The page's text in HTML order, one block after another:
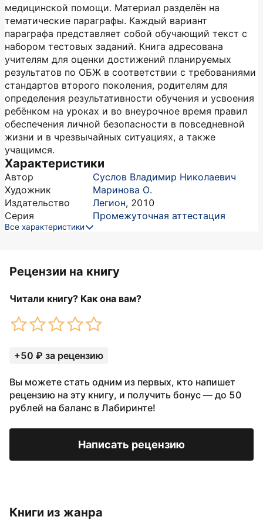
медицинской помощи. Материал разделён на
тематические параграфы. Каждый вариант
параграфа представляет собой обучающий текст с
набором тестовых заданий. Книга адресована
учителям для оценки достижений планируемых
результатов по ОБЖ в соответствии с требованиями
стандартов второго поколения, родителям для
определения результативности обучения и усвоения
ребёнком на уроках и во внеурочное время правил
обеспечения личной безопасности в повседневной
жизни и в чрезвычайных ситуациях, а также
учащимся.
Характеристики
Автор
Суслов Владимир Николаевич
Художник
Маринова О.
Издательство
Легион, 2010
Серия
Промежуточная аттестация
Все характеристики
Рецензии на книгу
Читали книгу? Как она вам?
+50 ₽ за рецензию
Вы можете стать одним из первых, кто напишет
рецензию на эту книгу, и получить бонус — до 50
рублей на баланс в Лабиринте!
Написать рецензию
Книги из жанра